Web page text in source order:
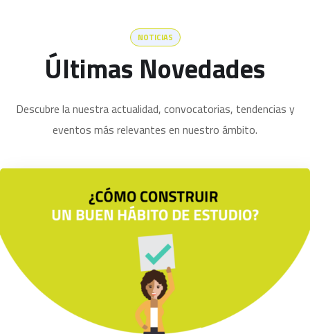
NOTICIAS
Últimas Novedades
Descubre la nuestra actualidad, convocatorias, tendencias y
eventos más relevantes en nuestro ámbito.